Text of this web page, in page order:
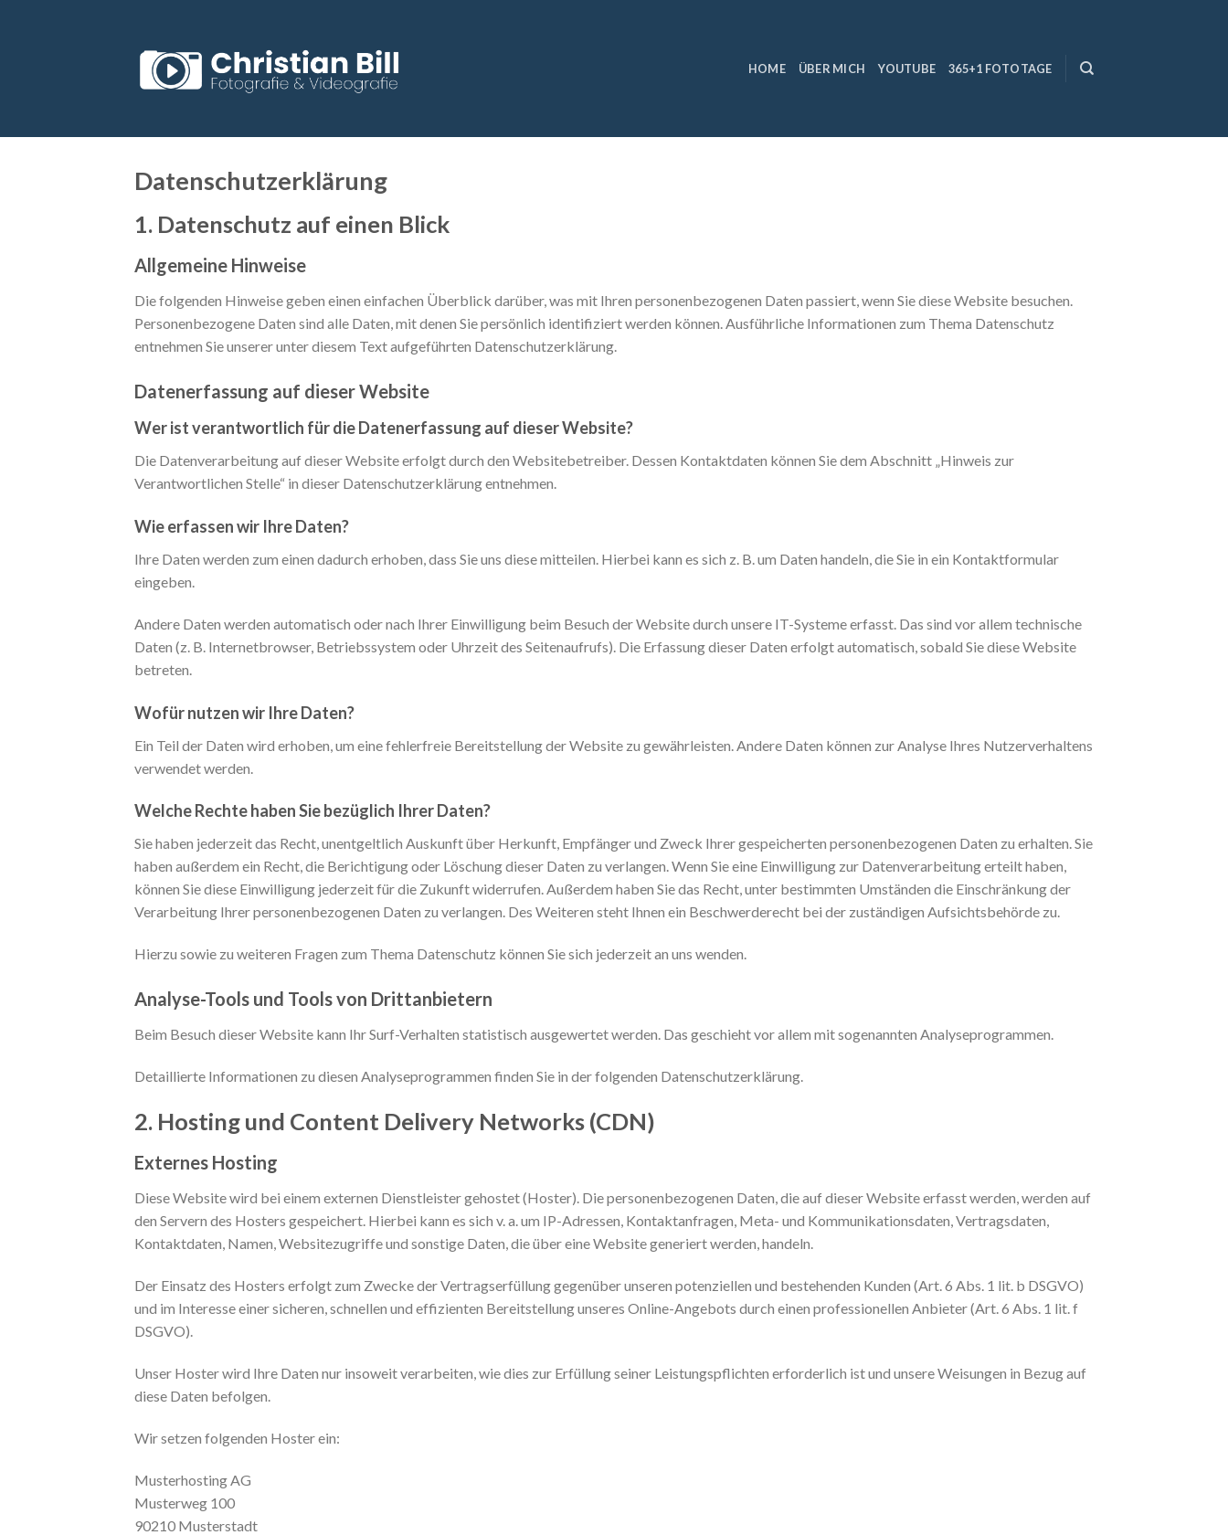
HOME ÜBER MICH YOUTUBE 365+1 FOTOTAGE
Datenschutz­erklärung
1. Datenschutz auf einen Blick
Allgemeine Hinweise
Die folgenden Hinweise geben einen einfachen Überblick darüber, was mit Ihren personenbezogenen Daten passiert, wenn Sie diese Website besuchen.
Personenbezogene Daten sind alle Daten, mit denen Sie persönlich identifiziert werden können. Ausführliche Informationen zum Thema Datenschutz
entnehmen Sie unserer unter diesem Text aufgeführten Datenschutzerklärung.
Datenerfassung auf dieser Website
Wer ist verantwortlich für die Datenerfassung auf dieser Website?
Die Datenverarbeitung auf dieser Website erfolgt durch den Websitebetreiber. Dessen Kontaktdaten können Sie dem Abschnitt „Hinweis zur
Verantwortlichen Stelle“ in dieser Datenschutzerklärung entnehmen.
Wie erfassen wir Ihre Daten?
Ihre Daten werden zum einen dadurch erhoben, dass Sie uns diese mitteilen. Hierbei kann es sich z. B. um Daten handeln, die Sie in ein Kontaktformular
eingeben.
Andere Daten werden automatisch oder nach Ihrer Einwilligung beim Besuch der Website durch unsere IT-Systeme erfasst. Das sind vor allem technische
Daten (z. B. Internetbrowser, Betriebssystem oder Uhrzeit des Seitenaufrufs). Die Erfassung dieser Daten erfolgt automatisch, sobald Sie diese Website
betreten.
Wofür nutzen wir Ihre Daten?
Ein Teil der Daten wird erhoben, um eine fehlerfreie Bereitstellung der Website zu gewährleisten. Andere Daten können zur Analyse Ihres Nutzerverhaltens
verwendet werden.
Welche Rechte haben Sie bezüglich Ihrer Daten?
Sie haben jederzeit das Recht, unentgeltlich Auskunft über Herkunft, Empfänger und Zweck Ihrer gespeicherten personenbezogenen Daten zu erhalten. Sie
haben außerdem ein Recht, die Berichtigung oder Löschung dieser Daten zu verlangen. Wenn Sie eine Einwilligung zur Datenverarbeitung erteilt haben,
können Sie diese Einwilligung jederzeit für die Zukunft widerrufen. Außerdem haben Sie das Recht, unter bestimmten Umständen die Einschränkung der
Verarbeitung Ihrer personenbezogenen Daten zu verlangen. Des Weiteren steht Ihnen ein Beschwerderecht bei der zuständigen Aufsichtsbehörde zu.
Hierzu sowie zu weiteren Fragen zum Thema Datenschutz können Sie sich jederzeit an uns wenden.
Analyse-Tools und Tools von Dritt­anbietern
Beim Besuch dieser Website kann Ihr Surf-Verhalten statistisch ausgewertet werden. Das geschieht vor allem mit sogenannten Analyseprogrammen.
Detaillierte Informationen zu diesen Analyseprogrammen finden Sie in der folgenden Datenschutzerklärung.
2. Hosting und Content Delivery Networks (CDN)
Externes Hosting
Diese Website wird bei einem externen Dienstleister gehostet (Hoster). Die personenbezogenen Daten, die auf dieser Website erfasst werden, werden auf
den Servern des Hosters gespeichert. Hierbei kann es sich v. a. um IP-Adressen, Kontaktanfragen, Meta- und Kommunikationsdaten, Vertragsdaten,
Kontaktdaten, Namen, Websitezugriffe und sonstige Daten, die über eine Website generiert werden, handeln.
Der Einsatz des Hosters erfolgt zum Zwecke der Vertragserfüllung gegenüber unseren potenziellen und bestehenden Kunden (Art. 6 Abs. 1 lit. b DSGVO)
und im Interesse einer sicheren, schnellen und effizienten Bereitstellung unseres Online-Angebots durch einen professionellen Anbieter (Art. 6 Abs. 1 lit. f
DSGVO).
Unser Hoster wird Ihre Daten nur insoweit verarbeiten, wie dies zur Erfüllung seiner Leistungspflichten erforderlich ist und unsere Weisungen in Bezug auf
diese Daten befolgen.
Wir setzen folgenden Hoster ein:
Musterhosting AG
Musterweg 100
90210 Musterstadt